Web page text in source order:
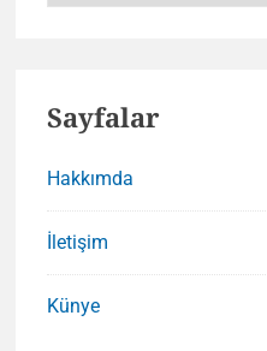
Sayfalar
Hakkımda
İletişim
Künye